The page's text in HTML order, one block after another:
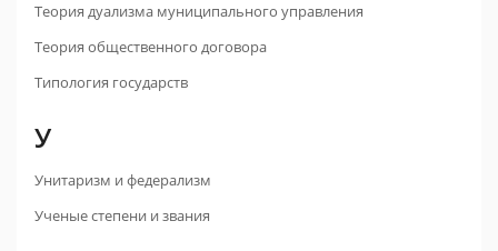
Теория дуализма муниципального управления
Теория общественного договора
Типология государств
У
Унитаризм и федерализм
Ученые степени и звания